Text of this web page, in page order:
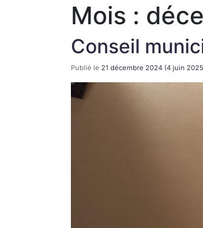
Mois :
Conseil
Publié le 21 décembre 2024 (4 juin